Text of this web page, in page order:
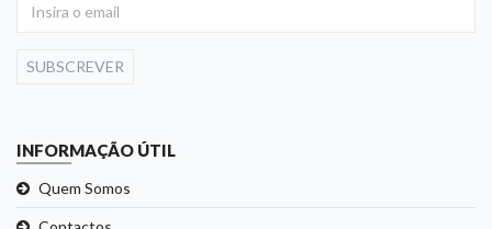
SUBSCREVER
INFORMAÇÃO ÚTIL
Quem Somos